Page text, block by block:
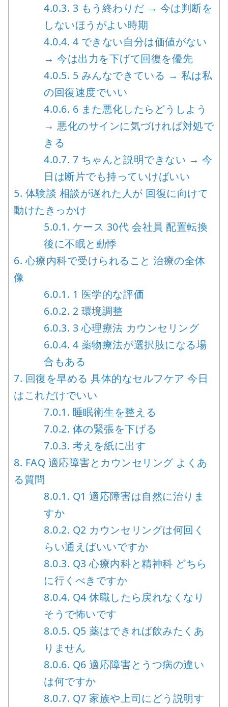
4.0.3. 3 もう終わりだ → 今は判断を
しないほうがよい時期
4.0.4. 4 できない自分は価値がない
→ 今は出力を下げて回復を優先
4.0.5. 5 みんなできている → 私は私
の回復速度でいい
4.0.6. 6 また悪化したらどうしよう
→ 悪化のサインに気づければ対処で
きる
4.0.7. 7 ちゃんと説明できない → 今
日は断片でも持っていけばいい
5. 体験談 相談が遅れた人が 回復に向けて
動けたきっかけ
5.0.1. ケース 30代 会社員 配置転換
後に不眠と動悸
6. 心療内科で受けられること 治療の全体
像
6.0.1. 1 医学的な評価
6.0.2. 2 環境調整
6.0.3. 3 心理療法 カウンセリング
6.0.4. 4 薬物療法が選択肢になる場
合もある
7. 回復を早める 具体的なセルフケア 今日
はこれだけでいい
7.0.1. 睡眠衛生を整える
7.0.2. 体の緊張を下げる
7.0.3. 考えを紙に出す
8. FAQ 適応障害とカウンセリング よくあ
る質問
8.0.1. Q1 適応障害は自然に治りま
すか
8.0.2. Q2 カウンセリングは何回く
らい通えばいいですか
8.0.3. Q3 心療内科と精神科 どちら
に行くべきですか
8.0.4. Q4 休職したら戻れなくなり
そうで怖いです
8.0.5. Q5 薬はできれば飲みたくあ
りません
8.0.6. Q6 適応障害とうつ病の違い
は何ですか
8.0.7. Q7 家族や上司にどう説明す